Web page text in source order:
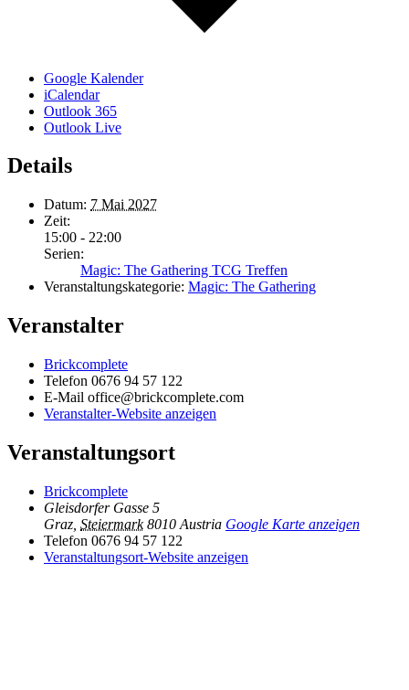
Google Kalender
iCalendar
Outlook 365
Outlook Live
Details
Datum: 7 Mai 2027
Zeit:
15:00 - 22:00
Serien:
Magic: The Gathering TCG Treffen
Veranstaltungskategorie: Magic: The Gathering
Veranstalter
Brickcomplete
Telefon 0676 94 57 122
E-Mail office@brickcomplete.com
Veranstalter-Website anzeigen
Veranstaltungsort
Brickcomplete
Gleisdorfer Gasse 5
Graz Steiermark 8010 Austria Google Karte anzeigen
Telefon 0676 94 57 122
Veranstaltungsort-Website anzeigen